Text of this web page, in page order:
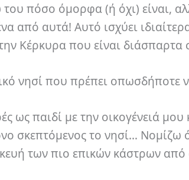
πόσο όμορφα (ή όχι) είναι,
από αυτά! Αυτό ισχύει
Κέρκυρα που είναι διάσπαρτα
νησί που πρέπει οπωσδήποτε
ως παιδί με την οικογένειά μου
σκεπτόμενος το νησί… Νομίζω
των πιο επικών κάστρων